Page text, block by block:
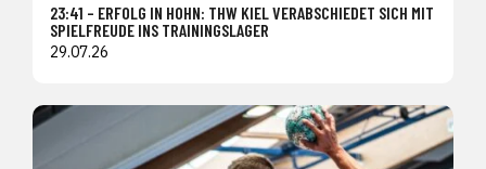
23:41 – ERFOLG IN HOHN: THW KIEL VERABSCHIEDET SICH MIT
SPIELFREUDE INS TRAININGSLAGER
29.07.26